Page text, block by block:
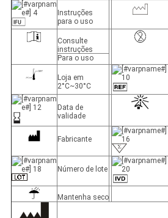
Instruções
para o uso
Consulte
instruções
Para o uso
Loja em
2°C~30°C
Data de
validade
Fabricante
Número de lote
Mantenha seco